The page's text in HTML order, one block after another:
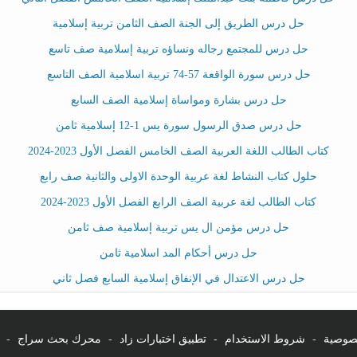
حل درس الطريق إلى الجنة الصف الثامن تربية إسلامية
حل درس للمجتمع رجاله ونساؤه تربية إسلامية صف تاسع
حل درس سورة الواقعة 57-74 تربية اسلامية الصف التاسع
حل درس بشارة ومواساة إسلامية الصف السابع
حل درس صدق الرسول سورة يس 1-12 إسلامية ثامن
كتاب الطالب اللغة العربية الصف الخامس الفصل الأول 2023-2024
حلول كتاب النشاط لغة عربية الوحدة الاولى والثانية صف رابع
كتاب الطالب لغة عربية الصف الرابع الفصل الأول 2023-2024
حل درس مؤمن ال يس تربية إسلامية صف ثامن
حل درس أحكام المد اسلامية ثامن
حل درس الاعتدال في الإنفاق إسلامية السابع فصل ثاني
- شروط الاستخدام - تطبيق اختبارات زاد - محرك بحث سراج -